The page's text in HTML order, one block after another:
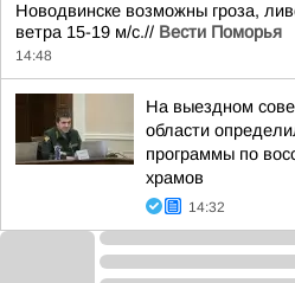
Новодвинске возможны гроза,
ветра 15-19 м/с.// Вести Поморья
14:48
На выездном
области
программы по
храмов
14:32